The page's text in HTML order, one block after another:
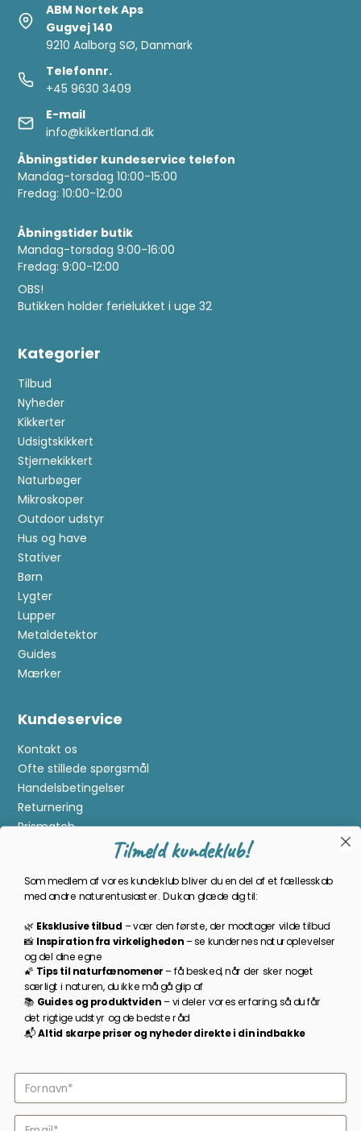
ABM Nortek Aps
Gugvej 140
9210 Aalborg SØ, Danmark
Telefonnr.
+45 9630 3409
E-mail
info@kikkertland.dk
Åbningstider kundeservice telefon
Mandag-torsdag 10:00-15:00
Fredag: 10:00-12:00
Åbningstider butik
Mandag-torsdag 9:00-16:00
Fredag: 9:00-12:00
OBS!
Butikken holder ferielukket i uge 32
Kategorier
Tilbud
Nyheder
Kikkerter
Udsigtskikkert
Stjernekikkert
Naturbøger
Mikroskoper
Outdoor udstyr
Hus og have
Stativer
Børn
Lygter
Lupper
Metaldetektor
Guides
Mærker
Kundeservice
Kontakt os
Ofte stillede spørgsmål
Handelsbetingelser
Returnering
Prismatch
Om Kikkertland
Bliv en del af kundeklubben
Som medlem bliver du opdateret på nyheder, månedens
prisbasker, spændende kampagner og meget mere!
TILMELD NYHEDSBREV
Tilmeld kundeklub!
Som medlem af vores kundeklub bliver du en del af et fællesskab
med andre naturentusiaster. Du kan glæde dig til:
🌿 Eksklusive tilbud –vær den første, der modtager vilde tilbud
📸 Inspirationfra virkeligheden–se kundernesnaturoplevelser
ogdel dineegne
🌠 Tipstil naturfænomener–fåbesked,nårder sker noget
særligti naturen,duikkemågåglipaf
📚 Guidesog produktviden–videlervoreserfaring,sådufår
detrigtigeudstyr ogdebedsteråd
📬Altid skarpe priser og nyhederdirektei dinindbakke